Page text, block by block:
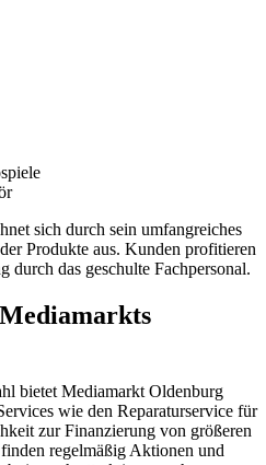
sich durch sein umfangreiches
Produkte aus. Kunden profitieren
durch das geschulte Fachpersonal.
bietet Mediamarkt Oldenburg
wie den Reparaturservice für
zur Finanzierung von größeren
regelmäßig Aktionen und